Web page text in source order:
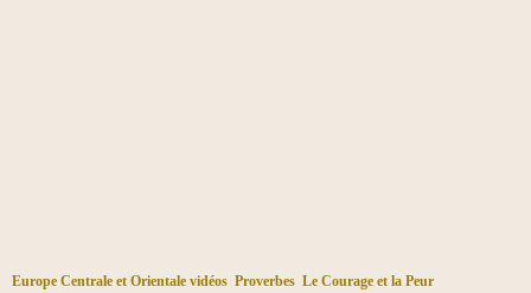
Europe Centrale et Orientale vidéos Proverbes Le Courage et la Peur